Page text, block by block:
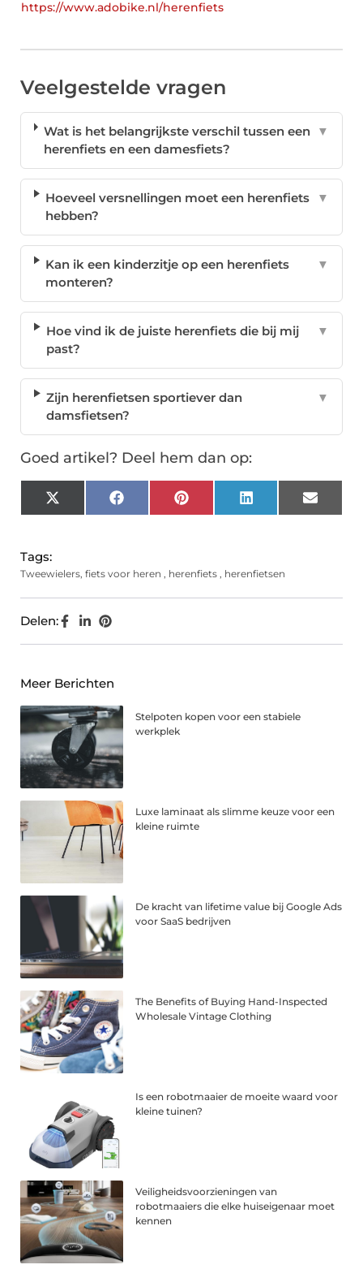
https://www.adobike.nl/herenfiets
Veelgestelde vragen
Wat is het belangrijkste verschil tussen een
herenfiets en een damesfiets?
▼
Hoeveel versnellingen moet een herenfiets
hebben?
▼
Kan ik een kinderzitje op een herenfiets
monteren?
▼
Hoe vind ik de juiste herenfiets die bij mij
past?
▼
Zijn herenfietsen sportiever dan
damsfietsen?
▼
Goed artikel? Deel hem dan op:
X
(Twitter)
FacebookPinterest LinkedIn Email
Tags:
Tweewielers, fiets voor heren , herenfiets , herenfietsen
Delen:
Meer Berichten
Stelpoten kopen voor een stabiele
werkplek
Luxe laminaat als slimme keuze voor een
kleine ruimte
De kracht van lifetime value bij Google Ads
voor SaaS bedrijven
The Benefits of Buying Hand-Inspected
Wholesale Vintage Clothing
Is een robotmaaier de moeite waard voor
kleine tuinen?
Veiligheidsvoorzieningen van
robotmaaiers die elke huiseigenaar moet
kennen